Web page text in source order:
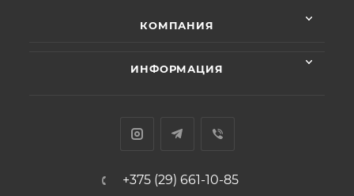
КОМПАНИЯ
ИНФОРМАЦИЯ
+375 (29) 661-10-85